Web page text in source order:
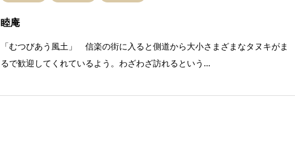
睦庵
「むつびあう風土」 信楽の街に入ると側道から大小さまざまなタヌキがま
るで歓迎してくれているよう。わざわざ訪れるという…